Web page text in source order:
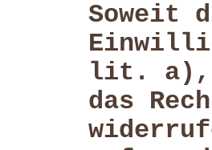
Soweit
lit. a),
das